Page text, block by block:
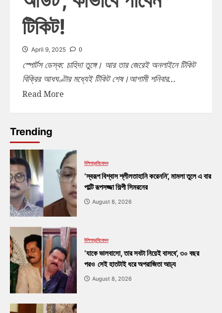
টিকিট!
April 9, 2025 0
স্পোর্টস ডেস্ক: চাহিদা তুঙ্গে। আর তার জেরেই অনলাইনে টিকিট
বিক্রির আধঘণ্টার মধ্যেই টিকিট শেষ।আগামী শনিবার...
Read More
Trending
টলিপাড়াবিনোদন
‘স্বরূপ বিশ্বাস শ্লীলতাহানি করেননি’, মামলা তুলে এ বার
পাল্টি রূপসজ্জা শিল্পী সিমরনের
August 8, 2026
টলিপাড়াবিনোদন
‘যাকে ভালবাসো, তার সবটা নিয়েই বাসবে’, ৩০ বছর
পরও সেই হাতটাই ধরে অপরাজিতা আঢ্য
August 8, 2026